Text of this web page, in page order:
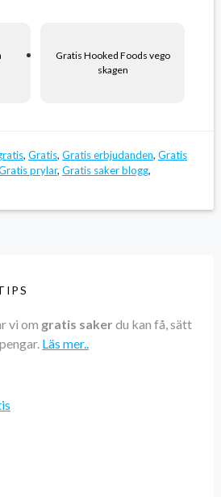
Gratis Hooked Foods vego
skagen
, Gratis, Gratis erbjudanden, Gratis
prylar, Gratis saker blogg,
vi om gratis saker du kan få, sätt
Läs mer..